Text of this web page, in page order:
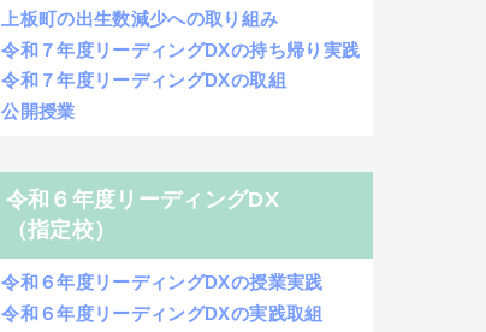
上板町の出生数減少への取り組み
令和７年度リーディングDXの持ち帰り実践
令和７年度リーディングDXの取組
公開授業
令和６年度リーディングDX
（指定校）
令和６年度リーディングDXの授業実践
令和６年度リーディングDXの実践取組